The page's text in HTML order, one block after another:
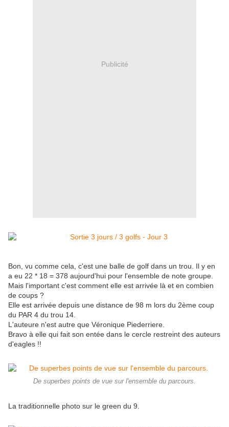
Publicité
Bon, vu comme cela, c'est une balle de golf dans un trou. Il y en
a eu 22 * 18 = 378 aujourd'hui pour l'ensemble de note groupe.
Mais l'important c'est comment elle est arrivée là et en combien
de coups ?
Elle est arrivée depuis une distance de 98 m lors du 2ème coup
du PAR 4 du trou 14.
L'auteure n'est autre que Véronique Piederriere.
Bravo à elle qui fait son entée dans le cercle restreint des auteurs
d'eagles !!
De superbes points de vue sur l'ensemble du parcours.
La traditionnelle photo sur le green du 9.